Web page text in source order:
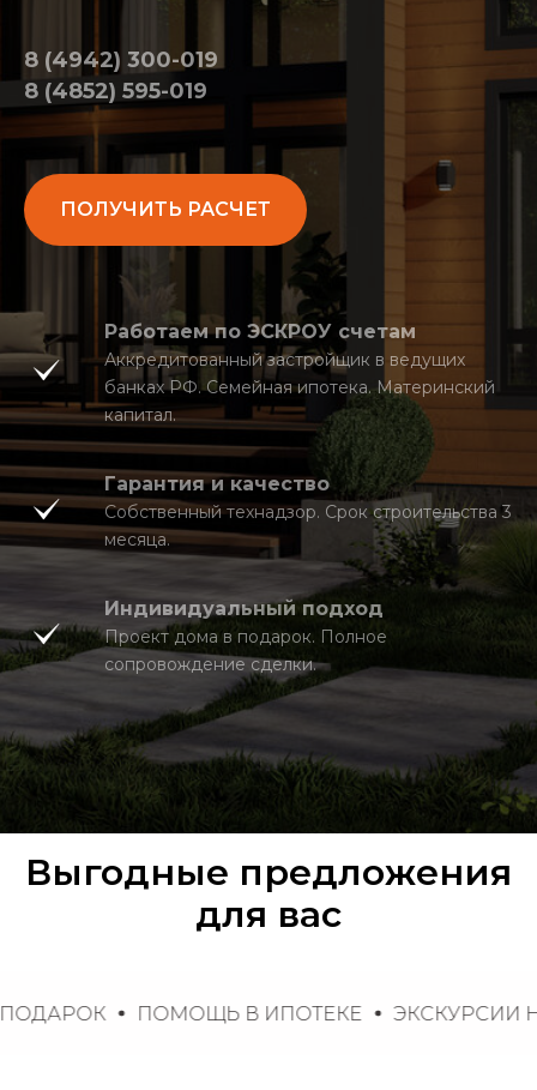
8 (4942) 300-019
8 (4852) 595-019
ПОЛУЧИТЬ РАСЧЕТ
Работаем по ЭСКРОУ счетам
Аккредитованный застройщик в ведущих
банках РФ. Семейная ипотека. Материнский
капитал.
Гарантия и качество
Собственный технадзор. Срок строительства 3
месяца.
Индивидуальный подход
Проект дома в подарок. Полное
сопровождение сделки.
Выгодные предложения
для вас
ПОМОЩЬ В ИПОТЕКЕ ЭКСКУРСИИ НА